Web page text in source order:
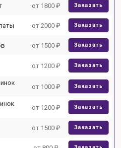
от 1800 ₽ Заказать
от 2000 ₽ Заказать
от 1500 ₽ Заказать
от 1200 ₽ Заказать
от 1000 ₽ Заказать
от 1200 ₽ Заказать
от 1500 ₽ Заказать